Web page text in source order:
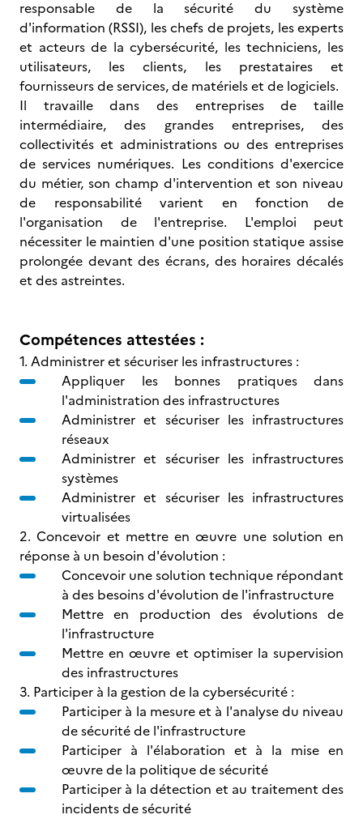
responsable de la sécurité du système
d'information (RSSI), les chefs de projets, les experts
et acteurs de la cybersécurité, les techniciens, les
utilisateurs, les clients, les prestataires et
fournisseurs de services, de matériels et de logiciels.
Il travaille dans des entreprises de taille
intermédiaire, des grandes entreprises, des
collectivités et administrations ou des entreprises
de services numériques. Les conditions d'exercice
du métier, son champ d'intervention et son niveau
de responsabilité varient en fonction de
l'organisation de l'entreprise. L'emploi peut
nécessiter le maintien d'une position statique assise
prolongée devant des écrans, des horaires décalés
et des astreintes.
Compétences attestées :
1. Administrer et sécuriser les infrastructures :
Appliquer les bonnes pratiques dans
l'administration des infrastructures
Administrer et sécuriser les infrastructures
réseaux
Administrer et sécuriser les infrastructures
systèmes
Administrer et sécuriser les infrastructures
virtualisées
2. Concevoir et mettre en œuvre une solution en
réponse à un besoin d'évolution :
Concevoir une solution technique répondant
à des besoins d'évolution de l'infrastructure
Mettre en production des évolutions de
l'infrastructure
Mettre en œuvre et optimiser la supervision
des infrastructures
3. Participer à la gestion de la cybersécurité :
Participer à la mesure et à l'analyse du niveau
de sécurité de l'infrastructure
Participer à l'élaboration et à la mise en
œuvre de la politique de sécurité
Participer à la détection et au traitement des
incidents de sécurité